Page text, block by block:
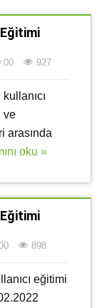
Eğitimi
927
ve
arasında
oku »
Eğitimi
898
eğitimi